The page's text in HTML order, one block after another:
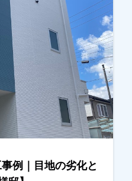
されていないとのこと
根塗装をご提案させて
めての塗装工事とのこ
料の種類などについて
、ご質問をひとつひと
説明させていただきま
金額についてもご納得
塗装工事をお任せいた
た塗装工事とあわせ
ついてのご相談もいた
いに仕上がりました」
例｜目地の劣化と